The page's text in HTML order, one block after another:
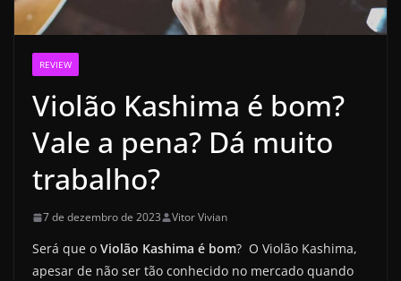
REVIEW
Violão Kashima é bom?
Vale a pena? Dá muito
trabalho?
7 de dezembro de 2023 Vitor Vivian
Será que o Violão Kashima é bom? O Violão Kashima,
apesar de não ser tão conhecido no mercado quando